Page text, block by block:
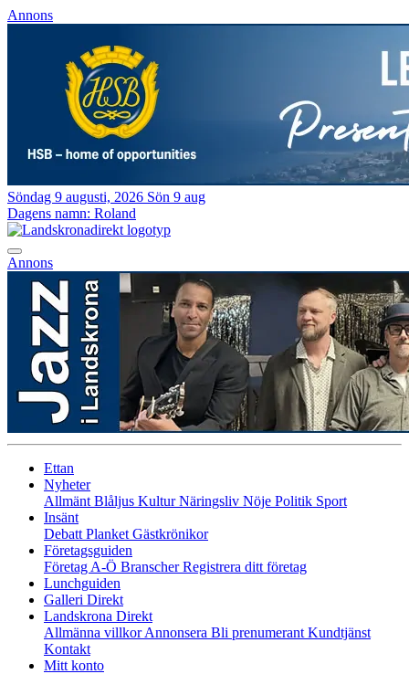
Annons
Söndag 9 augusti, 2026 Sön 9 aug
Dagens namn: Roland
Annons
Ettan
Nyheter
Allmänt Blåljus KulturNäringsliv Nöje Politik Sport
Insänt
Debatt Planket Gästkrönikor
Företagsguiden
Företag A-Ö BranscherRegistrera ditt företag
Lunchguiden
Galleri Direkt
Landskrona Direkt
Allmänna villkorAnnonsera Bli prenumerant Kundtjänst
Kontakt
Mitt konto